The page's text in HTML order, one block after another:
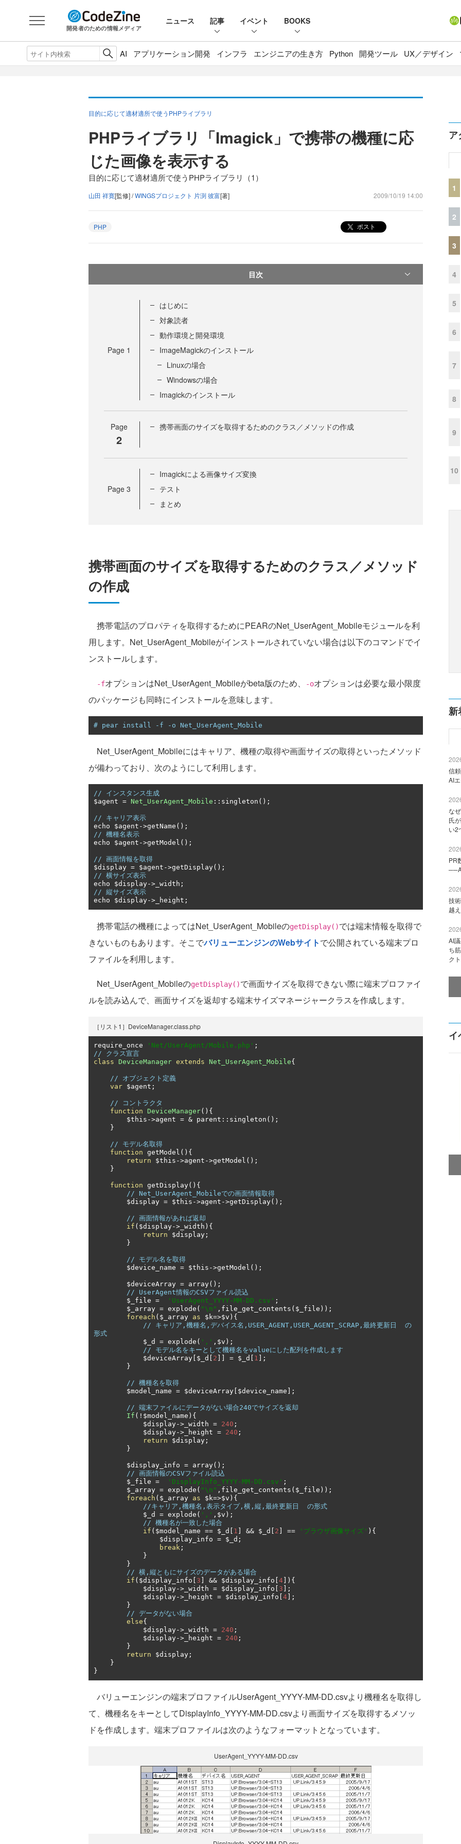
開発者のための情報メディア
ニュース 記事 イベント BOOKS
AI アプリケーション開発 インフラ エンジニアの生き方 Python 開発ツール UX／デザイン
目的に応じて適材適所で使うPHPライブラリ
PHPライブラリ「Imagick」で携帯の機種に応
じた画像を表示する
目的に応じて適材適所で使うPHPライブラリ（1）
山田 祥寛[監修] /WINGSプロジェクト 片渕 彼富[著] 2009/10/19 14:00
PHP ポスト
目次
Page 1
はじめに
対象読者
動作環境と開発環境
ImageMagickのインストール
Linuxの場合
Windowsの場合
Imagickのインストール
Page
2
携帯画面のサイズを取得するためのクラス／メソッドの作成
Page 3
Imagickによる画像サイズ変換
テスト
まとめ
携帯画面のサイズを取得するためのクラス／メソッド
の作成
携帯電話のプロパティを取得するためにPEARのNet_UserAgent_Mobileモジュールを利
用します。Net_UserAgent_Mobileがインストールされていない場合は以下のコマンドでイ
ンストールします。
-fオプションはNet_UserAgent_Mobileがbeta版のため、 -oオプションは必要な最小限度
のパッケージも同時にインストールを意味します。
# pear install -f -o Net_UserAgent_Mobile
Net_UserAgent_Mobileにはキャリア、機種の取得や画面サイズの取得といったメソッド
が備わっており、次のようにして利用します。
// インスタンス生成
$agent = Net_UserAgent_Mobile :: singleton ();
// キャリア表示
echo $agent ->getName ();
// 機種名表示
echo $agent ->getModel ();
// 画面情報を取得
$display = $agent ->getDisplay();
// 横サイズ表示
echo $display-> _width ;
// 縦サイズ表示
echo $display-> _height ;
携帯電話の機種によってはNet_UserAgent_MobileのgetDisplay()では端末情報を取得で
きないものもあります。そこでバリューエンジンのWebサイトで公開されている端末プロ
ファイルを利用します。
Net_UserAgent_MobileのgetDisplay()で画面サイズを取得できない際に端末プロファイ
ルを読み込んで、画面サイズを返却する端末サイズマネージャークラスを作成します。
［リスト1］DeviceManager.class.php
require_once 'Net/UserAgent/Mobile.php' ;
// クラス宣言
class DeviceManager extends Net_UserAgent_Mobile{
// オブジェクト定義
var $agent ;
// コントラクタ
function DeviceManager(){
        $this
->agent = & parent :: singleton ();
}
// モデル名取得
function getModel (){
return $this ->agent ->getModel ();
}
function getDisplay(){
// Net_UserAgent_Mobileでの画面情報取得
        $display
= $this ->agent ->getDisplay();
// 画面情報があれば返却
if ( $display-> _width ){
return $display ;
}
// モデル名を取得
        $device_name
= $this ->getModel ();
        $deviceArray
= array();
// UserAgent情報のCSVファイル読込
        $_file
= 'UserAgent_YYYY-MM-DD.csv' ;
        $_array
= explode ( "\n" , file_get_contents ( $_file ));
foreach ( $_array as $k=>$v ){
// キャリア,機種名,デバイス名,USER_AGENT,USER_AGENT_SCRAP,最終更新日  の
形式
            $_d
= explode ( ',' , $v );
// モデル名をキーとして機種名をvalueにした配列を作成します
            $deviceArray
$_d 2 = $_d 1 ];
}
// 機種名を取得
        $model_name
= $deviceArray $device_name ];
// 端末ファイルにデータがない場合240でサイズを返却
If (! $model_name ){
            $display
-> _width = 240 ;
            $display
-> _height = 240 ;
return $display ;
}
        $display_info
= array();
// 画面情報のCSVファイル読込
        $_file
= 'DisplayInfo_YYYY-MM-DD.csv' ;
        $_array
= explode ( "\n" , file_get_contents ( $_file ));
foreach ( $_array as $k=>$v ){
//キャリア,機種名,表示タイプ,横,縦,最終更新日  の形式
            $_d
= explode ( ',' , $v );
// 機種名が一致した場合
if ( $model_name == $_d 1 && $_d 2 == 'ブラウザ画像サイズ' ){
                $display_info
= $_d ;
break ;
}
}
// 横,縦ともにサイズのデータがある場合
if ( $display_info 3 && $display_info 4 ]){
            $display
-> _width = $display_info 3 ];
            $display
-> _height = $display_info 4 ];
}
// データがない場合
else{
            $display
-> _width = 240 ;
            $display
-> _height = 240 ;
}
return $display ;
}
}
バリューエンジンの端末プロファイルUserAgent_YYYY-MM-DD.csvより機種名を取得し
て、機種名をキーとしてDisplayInfo_YYYY-MM-DD.csvより画面サイズを取得するメソッ
ドを作成します。端末プロファイルは次のようなフォーマットとなっています。
UserAgent_YYYY-MM-DD.csv
ア
1
2
3
4
5
6
7
8
9
10
新
信
AI
な
氏
い2
PR
技
越
AI
ち
ク
イ